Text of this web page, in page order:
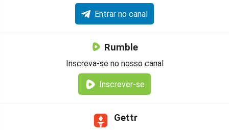
Entrar no canal
Rumble
Inscreva-se no nosso canal
Inscrever-se
Gettr